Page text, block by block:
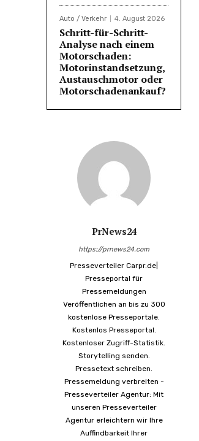
Auto / Verkehr 4. August 2026
Schritt-für-Schritt-
Analyse nach einem
Motorschaden:
Motorinstandsetzung,
Austauschmotor oder
Motorschadenankauf?
PrNews24
https://prnews24.com
Presseverteiler Carpr.de|
Presseportal für
Pressemeldungen
Veröffentlichen an bis zu 300
kostenlose Presseportale.
Kostenlos Presseportal.
Kostenloser Zugriff-Statistik.
Storytelling senden.
Pressetext schreiben.
Pressemeldung verbreiten -
Presseverteiler Agentur: Mit
unseren Presseverteiler
Agentur erleichtern wir Ihre
Auffindbarkeit Ihrer